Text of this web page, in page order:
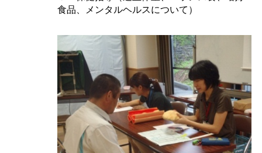
食品、メンタルヘルスについて）